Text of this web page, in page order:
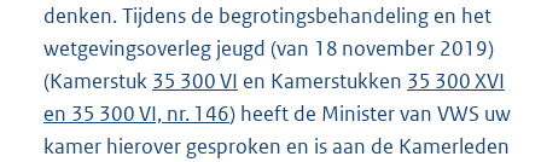
denken. Tijdens de begrotingsbehandeling en het
wetgevingsoverleg jeugd (van 18 november 2019)
(Kamerstuk 35 300 VI en Kamerstukken 35 300 XVI
en 35 300 VI, nr. 146) heeft de Minister van VWS uw
kamer hierover gesproken en is aan de Kamerleden